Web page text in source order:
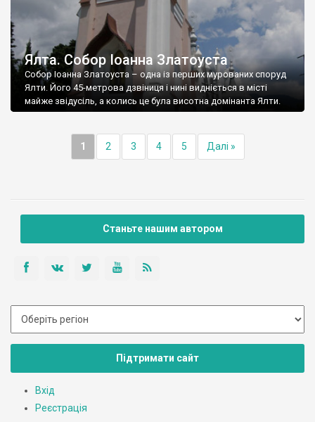
Ялта. Собор Іоанна Златоуста
Собор Іоанна Златоуста – одна із перших мурованих споруд
Ялти. Його 45-метрова дзвіниця і нині видніється в місті
майже звідусіль, а колись це була висотна домінанта Ялти.
1 2 3 4 5 Далі »
Станьте нашим автором
Підтримати сайт
Вхід
Реєстрація